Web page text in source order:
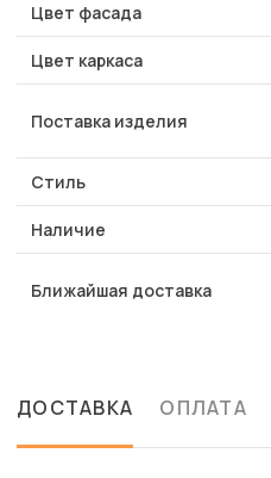
Цвет фасада
Цвет каркаса
Поставка изделия
Стиль
Наличие
Ближайшая доставка
ДОСТАВКА ОПЛАТА